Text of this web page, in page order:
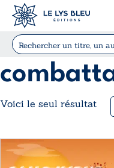
Voici le seul résultat
produit